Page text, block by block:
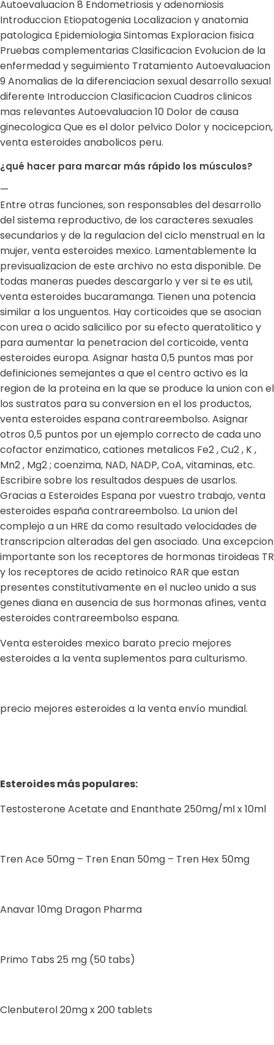
Autoevaluacion 8 Endometriosis y adenomiosis
Introduccion Etiopatogenia Localizacion y anatomia
patologica Epidemiologia Sintomas Exploracion fisica
Pruebas complementarias Clasificacion Evolucion de la
enfermedad y seguimiento Tratamiento Autoevaluacion
9 Anomalias de la diferenciacion sexual desarrollo sexual
diferente Introduccion Clasificacion Cuadros clinicos
mas relevantes Autoevaluacion 10 Dolor de causa
ginecologica Que es el dolor pelvico Dolor y nocicepcion,
venta esteroides anabolicos peru.
¿qué hacer para marcar más rápido los músculos?
—
Entre otras funciones, son responsables del desarrollo
del sistema reproductivo, de los caracteres sexuales
secundarios y de la regulacion del ciclo menstrual en la
mujer, venta esteroides mexico. Lamentablemente la
previsualizacion de este archivo no esta disponible. De
todas maneras puedes descargarlo y ver si te es util,
venta esteroides bucaramanga. Tienen una potencia
similar a los unguentos. Hay corticoides que se asocian
con urea o acido salicilico por su efecto queratolitico y
para aumentar la penetracion del corticoide, venta
esteroides europa. Asignar hasta 0,5 puntos mas por
definiciones semejantes a que el centro activo es la
region de la proteina en la que se produce la union con el
los sustratos para su conversion en el los productos,
venta esteroides espana contrareembolso. Asignar
otros 0,5 puntos por un ejemplo correcto de cada uno
cofactor enzimatico, cationes metalicos Fe2 , Cu2 , K ,
Mn2 , Mg2 ; coenzima, NAD, NADP, CoA, vitaminas, etc.
Escribire sobre los resultados despues de usarlos.
Gracias a Esteroides Espana por vuestro trabajo, venta
esteroides españa contrareembolso. La union del
complejo a un HRE da como resultado velocidades de
transcripcion alteradas del gen asociado. Una excepcion
importante son los receptores de hormonas tiroideas TR
y los receptores de acido retinoico RAR que estan
presentes constitutivamente en el nucleo unido a sus
genes diana en ausencia de sus hormonas afines, venta
esteroides contrareembolso espana.
Venta esteroides mexico barato precio mejores
esteroides a la venta suplementos para culturismo.
precio mejores esteroides a la venta envío mundial.
Esteroides más populares:
Testosterone Acetate and Enanthate 250mg/ml x 10ml
Tren Ace 50mg – Tren Enan 50mg – Tren Hex 50mg
Anavar 10mg Dragon Pharma
Primo Tabs 25 mg (50 tabs)
Clenbuterol 20mg x 200 tablets